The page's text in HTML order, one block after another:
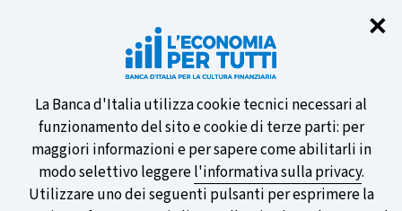
✕
Informativa
sui
cookie
La Banca d'Italia utilizza cookie tecnici necessari al
funzionamento del sito e cookie di terze parti: per
maggiori informazioni e per sapere come abilitarli in
modo selettivo leggerel'informativa sulla privacy.
Utilizzare uno dei seguenti pulsanti per esprimere la
Partecipa al sondaggio della BCE
sulle nuove banconote e vota la tua
preferita!